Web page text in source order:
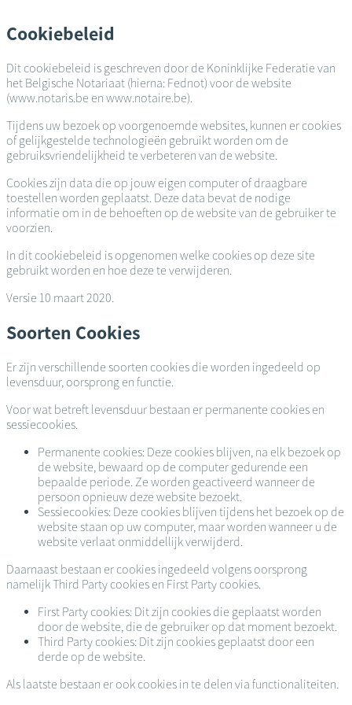
en
naar
inhoud
gaan
Cookiebeleid
Dit cookiebeleid is geschreven door de Koninklijke Federatie van
het Belgische Notariaat (hierna: Fednot) voor de website
(www.notaris.be en www.notaire.be).
Tijdens uw bezoek op voorgenoemde websites, kunnen er cookies
of gelijkgestelde technologieën gebruikt worden om de
gebruiksvriendelijkheid te verbeteren van de website.
Cookies zijn data die op jouw eigen computer of draagbare
toestellen worden geplaatst. Deze data bevat de nodige
informatie om in de behoeften op de website van de gebruiker te
voorzien.
In dit cookiebeleid is opgenomen welke cookies op deze site
gebruikt worden en hoe deze te verwijderen.
Versie 10 maart 2020.
Soorten Cookies
Er zijn verschillende soorten cookies die worden ingedeeld op
levensduur, oorsprong en functie.
Voor wat betreft levensduur bestaan er permanente cookies en
sessiecookies.
Permanente cookies: Deze cookies blijven, na elk bezoek op
de website, bewaard op de computer gedurende een
bepaalde periode. Ze worden geactiveerd wanneer de
persoon opnieuw deze website bezoekt.
Sessiecookies: Deze cookies blijven tijdens het bezoek op de
website staan op uw computer, maar worden wanneer u de
website verlaat onmiddellijk verwijderd.
Daarnaast bestaan er cookies ingedeeld volgens oorsprong
namelijk Third Party cookies en First Party cookies.
First Party cookies: Dit zijn cookies die geplaatst worden
door de website, die de gebruiker op dat moment bezoekt.
Third Party cookies: Dit zijn cookies geplaatst door een
derde op de website.
Als laatste bestaan er ook cookies in te delen via functionaliteiten.